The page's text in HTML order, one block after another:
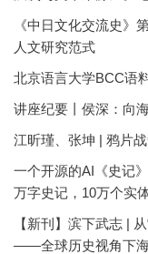
《中日文化交流史》
人文研究范式
北京语言大学BCC语
讲座纪要丨侯深：向
江昕瑾、张坤 | 鸦片
一个开源的AI《史记
万字史记，10万个实
【新刊】滨下武志 |
——全球历史视角下